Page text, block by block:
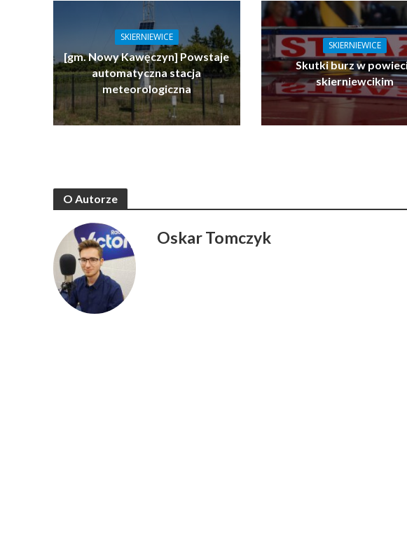
SKIERNIEWICE
[gm. Nowy Kawęczyn] Powstaje
automatyczna stacja
meteorologiczna
SKIERNIEWICE
Skutki burz w
skierniewcikim
O Autorze
Oskar Tomczyk